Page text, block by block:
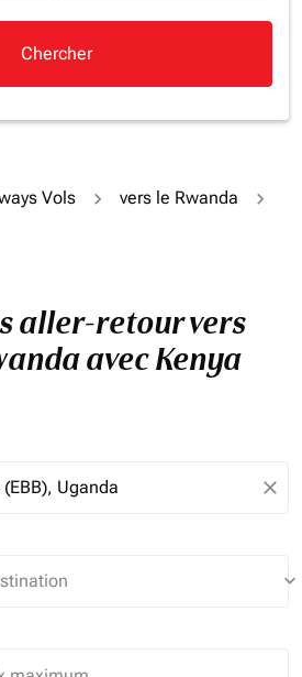
Chercher
Vols
vers le Rwanda
aller-retour vers
avec Kenya
close
keyboard_arrow_down